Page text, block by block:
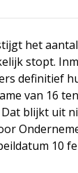
het
stopt.
definitief
van 16
blijkt uit
10